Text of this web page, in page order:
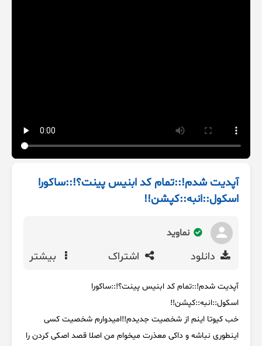
آپدیت شدم!::تمام کد ابنیس پینت؟!::ساکورا
اسکول::انبه::کپشن!!
نماوید
دانلود اشتراک بیشتر
آپدیت شدم!::تمام کد ابنیس پینت؟!::ساکورا
اسکول::انبه::کپشن!!
خب کیوتا اینم از شخصیت جدیدم!!امیدوارم شخصیت کسی
اینطوری نباشه و داکی معذرت میخوام من اصلا قصد اصکی کردن را